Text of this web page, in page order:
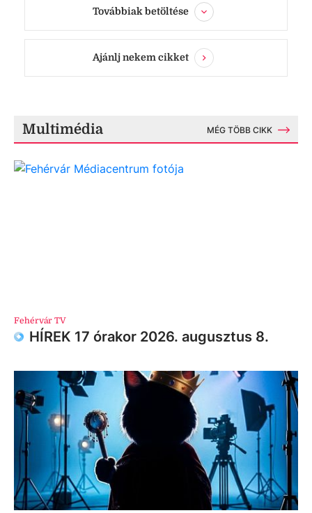
Továbbiak betöltése
Ajánlj nekem cikket
Multimédia MÉG TÖBB CIKK
Fehérvár TV
HÍREK 17 órakor 2026. augusztus 8.